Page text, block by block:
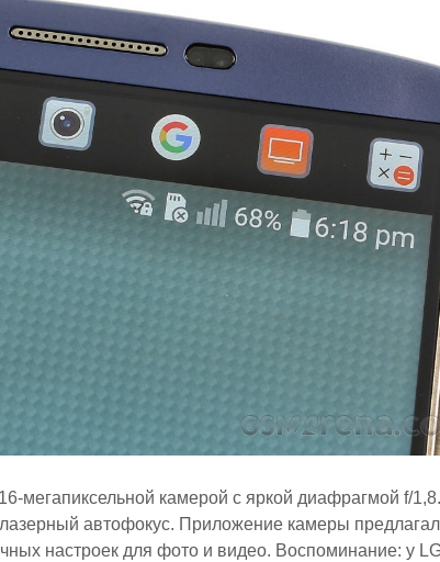
мегапиксельной камерой с яркой диафрагмой f/
автофокус. Приложение камеры
настроек для фото и видео. Воспоминание: у